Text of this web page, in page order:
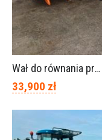
Wał do równania pryzm z kiszonką -TORNADO-SPAWEX
33,900 zł